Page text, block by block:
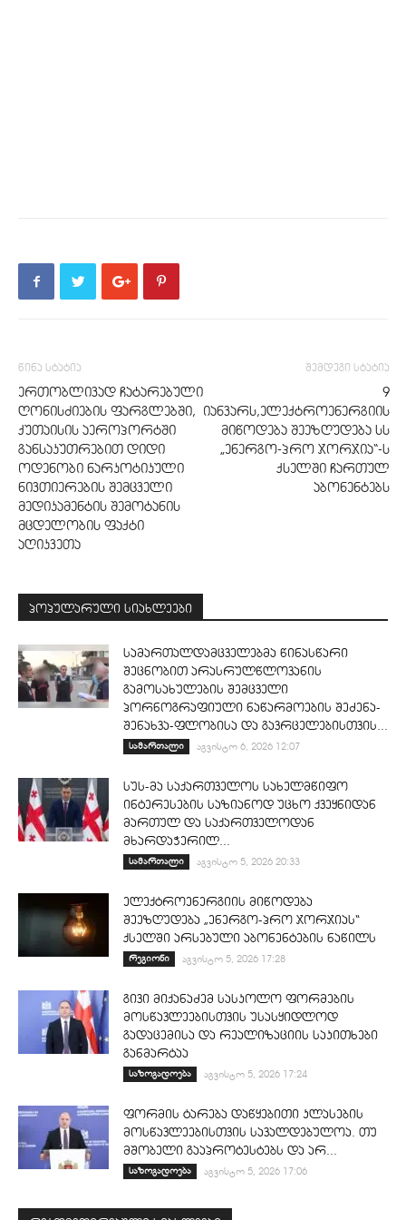
წინა სტატია
ერთობლივად ჩატარებული
ღონისძიების ფარგლებში,
ქუთაისის აეროპორტში
განსაკუთრებით დიდი
ოდენობი ნარკოტიკული
ნივთიერების შემცველი
მედიკამენტის შემოტანის
მცდელობის ფაქტი
აღიკვეთა
შემდეგი სტატია
9
იანვარს,ელექტროენერგიის
მიწოდება შეეზღუდება სს
„ენერგო-პრო ჯორჯია“-ს
ქსელში ჩართულ
აბონენტებს
პოპულარული სიახლეები
სამართალდამცველებმა წინასწარი
შეცნობით არასრულწლოვანის
გამოსახულების შემცველი
პორნოგრაფიული ნაწარმოების შეძენა-
შენახვა-ფლობისა და გავრცელებისთვის...
სამართალი აგვისტო 6, 2026 12:07
სუს-მა საქართველოს სახელმწიფო
ინტერესების საზიანოდ უცხო ქვეყნიდან
მართულ და საქართველოდან
მხარდაჭერილ...
სამართალი აგვისტო 5, 2026 20:33
ელექტროენერგიის მიწოდება
შეეზღუდება „ენერგო-პრო ჯორჯიას“
ქსელში არსებული აბონენტების ნაწილს
რეგიონი აგვისტო 5, 2026 17:28
გივი მიქანაძემ სასკოლო ფორმების
მოსწავლეებისთვის უსასყიდლოდ
გადაცემისა და რეალიზაციის საკითხები
განმარტაა
საზოგადოება აგვისტო 5, 2026 17:24
ფორმის ტარება დაწყებითი კლასების
მოსწავლეებისთვის სავალდებულოა. თუ
მშობელი გააპროტესტებს და არ...
საზოგადოება აგვისტო 5, 2026 17:06